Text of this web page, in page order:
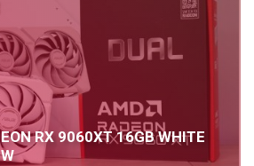
RX 9060XT 16GB WHITE